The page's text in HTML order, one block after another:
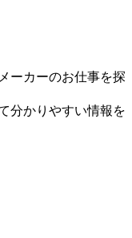
ーカーのお仕事を探
分かりやすい情報を